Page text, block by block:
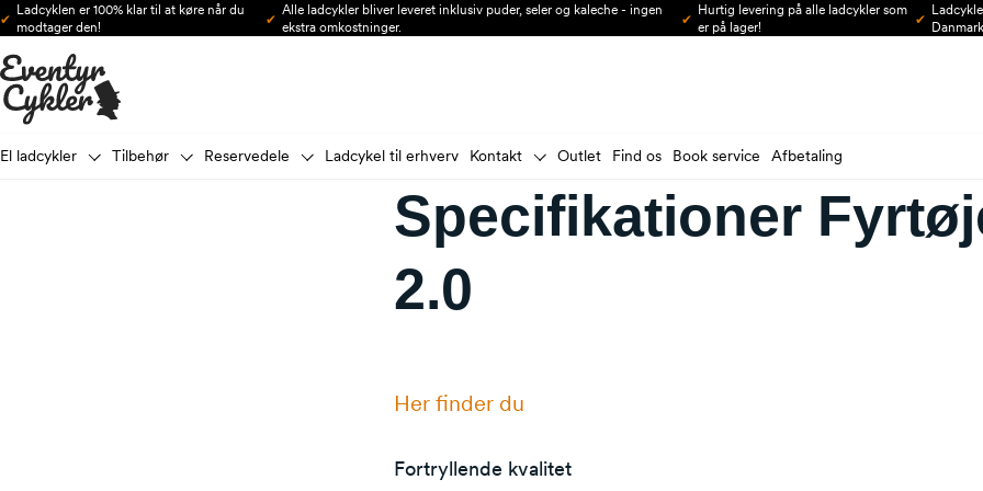
Gå til indhold
Ladcyklen er 100% klar til at køre når du
modtager den!
Alle ladcykler bliver leveret inklusiv puder, seler og kaleche - ingen
ekstra omkostninger.
Hurtig levering på alle ladcykler som
er på lager!
Danmark
El ladcykler Tilbehør Reservedele Ladcykel til erhverv Kontakt Outlet Find os Book service Afbetaling
Specifikationer
2.0
Her finder du
Fortryllende kvalitet